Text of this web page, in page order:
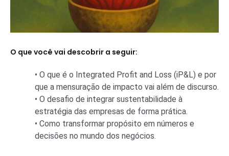
O que você vai descobrir a seguir:
• O que é o Integrated Profit and Loss (iP&L) e por
que a mensuração de impacto vai além de discurso.
• O desafio de integrar sustentabilidade à
estratégia das empresas de forma prática.
• Como transformar propósito em números e
decisões no mundo dos negócios.